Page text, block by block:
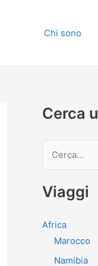
Chi sono
Cerca
r
a
Viaggi
Africa
Marocco
Namibia